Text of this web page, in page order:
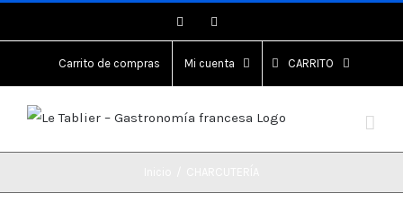
al
contenido
Instagram
Carrito de compras Mi cuenta CARRITO